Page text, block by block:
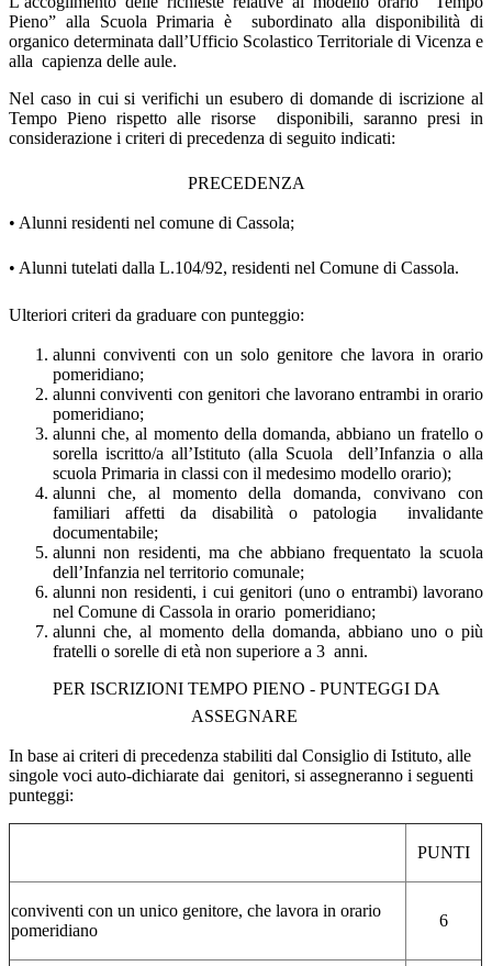
Pieno” alla Scuola Primaria è subordinato alla disponibilità di
organico determinata dall’Ufficio Scolastico Territoriale di Vicenza e
alla capienza delle aule.
Nel caso in cui si verifichi un esubero di domande di iscrizione al
Tempo Pieno rispetto alle risorse disponibili, saranno presi in
considerazione i criteri di precedenza di seguito indicati:
PRECEDENZA
• Alunni residenti nel comune di Cassola;
• Alunni tutelati dalla L.104/92, residenti nel Comune di Cassola.
Ulteriori criteri da graduare con punteggio:
alunni conviventi con un solo genitore che lavora in orario
pomeridiano;
alunni conviventi con genitori che lavorano entrambi in orario
pomeridiano;
alunni che, al momento della domanda, abbiano un fratello o
sorella iscritto/a all’Istituto (alla Scuola dell’Infanzia o alla
scuola Primaria in classi con il medesimo modello orario);
alunni che, al momento della domanda, convivano con
familiari affetti da disabilità o patologia invalidante
documentabile;
alunni non residenti, ma che abbiano frequentato la scuola
dell’Infanzia nel territorio comunale;
alunni non residenti, i cui genitori (uno o entrambi) lavorano
nel Comune di Cassola in orario pomeridiano;
alunni che, al momento della domanda, abbiano uno o più
fratelli o sorelle di età non superiore a 3 anni.
PER ISCRIZIONI TEMPO PIENO - PUNTEGGI DA
ASSEGNARE
In base ai criteri di precedenza stabiliti dal Consiglio di Istituto, alle
singole voci auto-dichiarate dai genitori, si assegneranno i seguenti
punteggi:
PUNTI
conviventi con un unico genitore, che lavora in orario
pomeridiano
6